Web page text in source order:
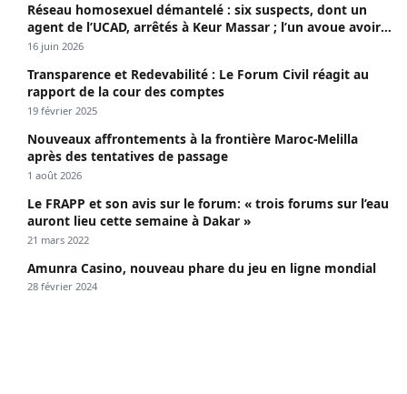
Réseau homosexuel démantelé : six suspects, dont un
agent de l’UCAD, arrêtés à Keur Massar ; l’un avoue avoir
propagé le VIH depuis 2018
16 juin 2026
Transparence et Redevabilité : Le Forum Civil réagit au
rapport de la cour des comptes
19 février 2025
Nouveaux affrontements à la frontière Maroc-Melilla
après des tentatives de passage
1 août 2026
Le FRAPP et son avis sur le forum: « trois forums sur l’eau
auront lieu cette semaine à Dakar »
21 mars 2022
Amunra Casino, nouveau phare du jeu en ligne mondial
28 février 2024